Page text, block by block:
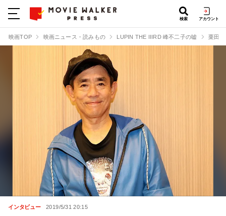
検索 アカウント
映画TOP 映画ニュース・読みもの LUPIN THE IIIRD 峰不二子の嘘 栗田
インタビュー 2019/5/31 20:15